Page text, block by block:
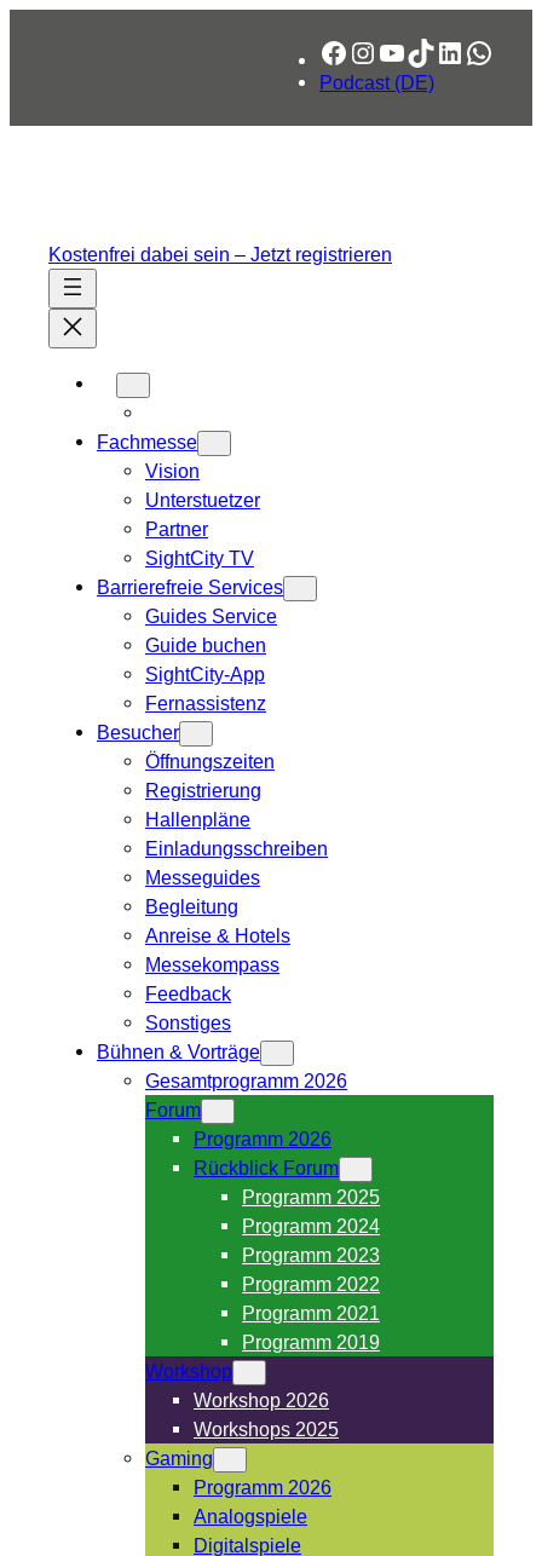
Facebook
Instagram
YouTube
TikTok
LinkedIn
Podcast (DE)
Kostenfrei dabei sein – Jetzt registrieren
Fachmesse
Vision
Unterstuetzer
Partner
SightCity TV
Barrierefreie Services
Guides Service
Guide buchen
SightCity-App
Fernassistenz
Besucher
Öffnungszeiten
Registrierung
Hallenpläne
Einladungsschreiben
Messeguides
Begleitung
Anreise & Hotels
Messekompass
Feedback
Sonstiges
Bühnen & Vorträge
Gesamtprogramm 2026
Forum
Programm 2026
Rückblick Forum
Programm 2025
Programm 2024
Programm 2023
Programm 2022
Programm 2021
Programm 2019
Workshop
Workshop 2026
Workshops 2025
Gaming
Programm 2026
Analogspiele
Digitalspiele